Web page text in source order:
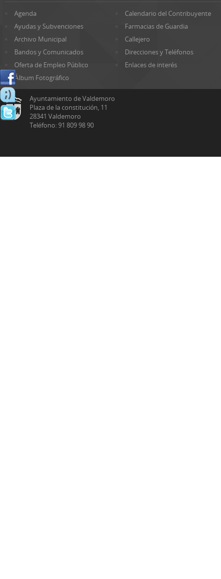
Agenda
Calendario del Contribuyente
Ayudas y Subvenciones
Farmacias de Guardia
Archivo Municipal
Callejero
Bandos y Comunicados
Direcciones y Teléfonos
Oferta de Empleo Público
Enlaces de interés
Álbum Fotográfico
Ayuntamiento de Valdemoro
Plaza de la constitución, 11
28341 Valdemoro
Teléfono: 91 809 98 90